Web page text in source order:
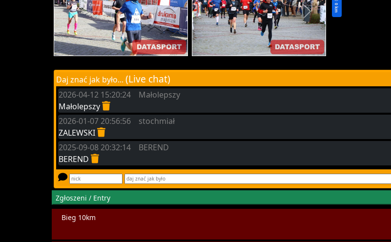
0 km
Daj znać jak było... (Live chat)
2026-04-12 15:20:24 Małolepszy
Małolepszy
2026-01-07 20:56:56 stochmiał
ZALEWSKI
2025-09-08 20:32:14 BEREND
BEREND
Zgłoszeni / Entry
Bieg 10km